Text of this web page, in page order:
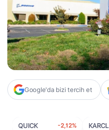
Google'da bizi tercih et
QUICK -2,12% KARCL